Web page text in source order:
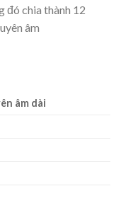
đó chia thành 12
âm
âm dài